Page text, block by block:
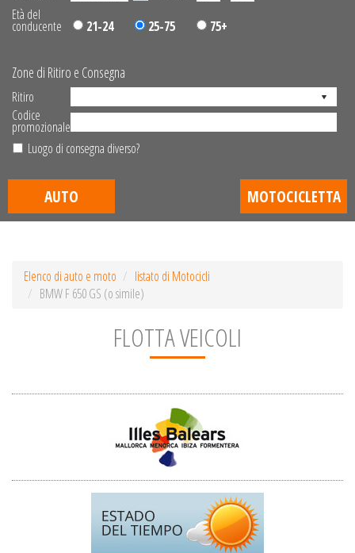
Età del
conducente 21-24 25-75 75+
Zone di Ritiro e Consegna
Ritiro
Codice
promozionale
Luogo di consegna diverso?
AUTO MOTOCICLETTA
Elenco di auto e moto
listato di Motocicli
BMW F 650 GS (o simile)
FLOTTA VEICOLI